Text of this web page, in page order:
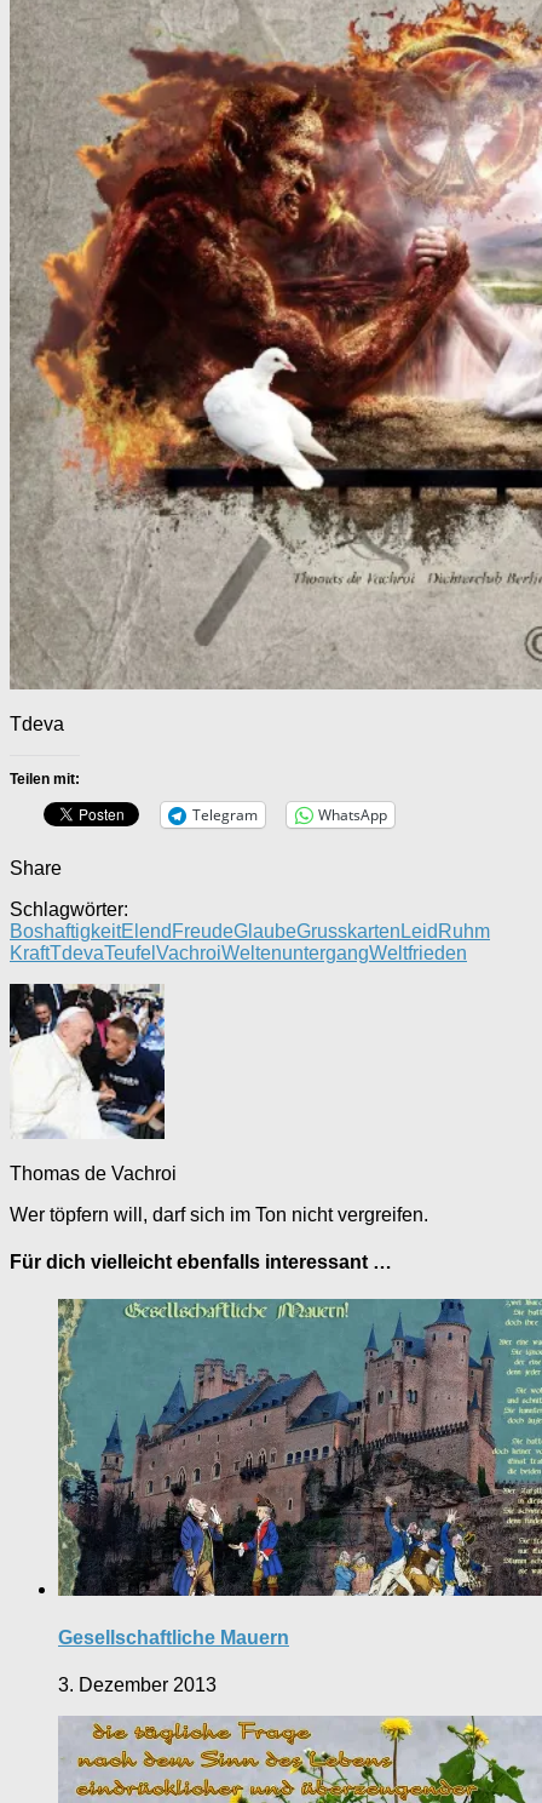
Tdeva
Teilen mit:
Telegram WhatsApp
Share
Schlagwörter:
BoshaftigkeitElend FreudeGlaubeGrusskarten Leid Ruhm
KraftTdevaTeufel VachroiWeltenuntergangWeltfrieden
Thomas de Vachroi
Wer töpfern will, darf sich im Ton nicht vergreifen.
Für dich vielleicht ebenfalls interessant …
Gesellschaftliche Mauern
3. Dezember 2013